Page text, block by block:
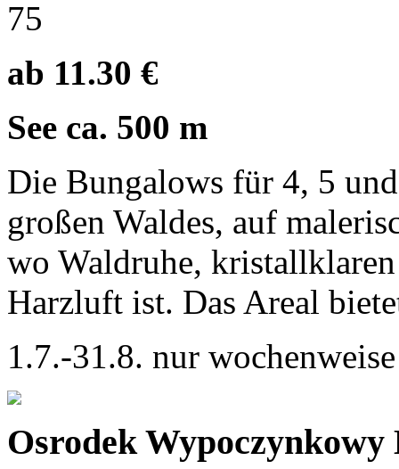
75
ab 11.30 €
See ca. 500 m
Die Bungalows für 4, 5
großen Waldes, auf
wo Waldruhe, kristallklaren
Harzluft ist. Das Areal
1.7.-31.8. nur
Osrodek